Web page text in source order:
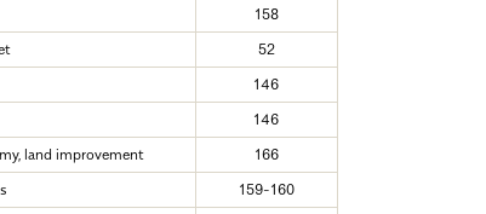
158
52
146
146
land improvement
166
159-160